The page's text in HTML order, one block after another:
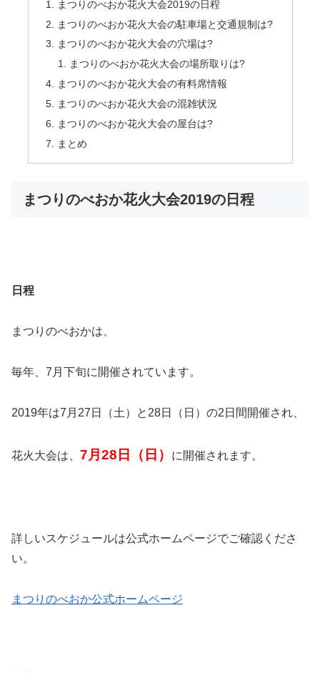
まつりのべおか花火大会2019の日程
まつりのべおか花火大会の駐車場と交通規制は?
まつりのべおか花火大会の穴場は?
まつりのべおか花火大会の場所取りは?
まつりのべおか花火大会の有料席情報
まつりのべおか花火大会の混雑状況
まつりのべおか花火大会の屋台は?
まとめ
まつりのべおか花火大会2019の日程
日程
まつりのべおかは、
毎年、7月下旬に開催されています。
2019年は7月27日（土）と28日（日）の2日間開催され、
花火大会は、 7月28日（日） に開催されます。
詳しいスケジュールは公式ホームページでご確認くださ
い。
まつりのべおか公式ホームページ